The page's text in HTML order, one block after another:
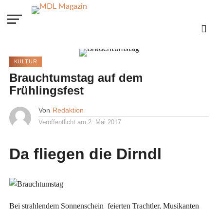
KULTUR
Brauchtumstag auf dem
Frühlingsfest
Von Redaktion
Veröffentlicht am 2. Mai 2017
Da fliegen die Dirndl
Bei strahlendem Sonnenschein feierten Trachtler, Musikanten